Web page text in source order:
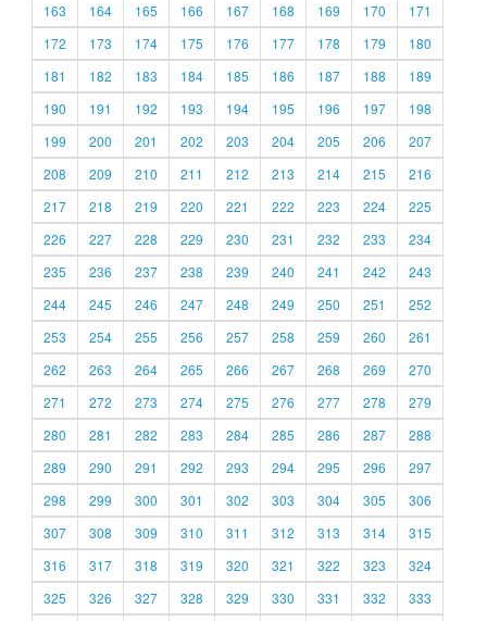
163
164 165 166 167 168 169 170
171
172
173 174 175 176 177 178 179
180
181
182 183 184 185 186 187 188
189
190
191 192 193 194 195 196 197
198
199
200 201 202 203 204 205 206
207
208
209 210 211 212 213 214 215
216
217
218 219 220 221 222 223 224
225
226
227 228 229 230 231 232 233
234
235
236 237 238 239 240 241 242
243
244
245 246 247 248 249 250 251
252
253
254 255 256 257 258 259 260
261
262
263 264 265 266 267 268 269
270
271
272 273 274 275 276 277 278
279
280
281 282 283 284 285 286 287
288
289
290 291 292 293 294 295 296
297
298
299 300 301 302 303 304 305
306
307
308 309 310 311 312 313 314
315
316
317 318 319 320 321 322 323
324
325
326 327 328 329 330 331 332 333